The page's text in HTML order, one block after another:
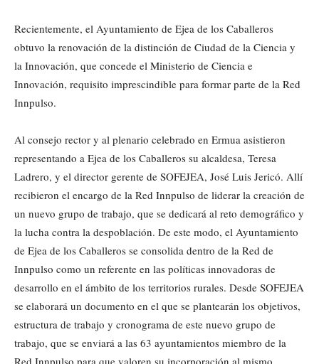
Recientemente, el Ayuntamiento de Ejea de los Caballeros
obtuvo la renovación de la distinción de Ciudad de la Ciencia y
la Innovación, que concede el Ministerio de Ciencia e
Innovación, requisito imprescindible para formar parte de la Red
Innpulso.
Al consejo rector y al plenario celebrado en Ermua asistieron
representando a Ejea de los Caballeros su alcaldesa, Teresa
Ladrero, y el director gerente de SOFEJEA, José Luis Jericó. Allí
recibieron el encargo de la Red Innpulso de liderar la creación de
un nuevo grupo de trabajo, que se dedicará al reto demográfico y
la lucha contra la despoblación. De este modo, el Ayuntamiento
de Ejea de los Caballeros se consolida dentro de la Red de
Innpulso como un referente en las políticas innovadoras de
desarrollo en el ámbito de los territorios rurales. Desde SOFEJEA
se elaborará un documento en el que se plantearán los objetivos,
estructura de trabajo y cronograma de este nuevo grupo de
trabajo, que se enviará a las 63 ayuntamientos miembro de la